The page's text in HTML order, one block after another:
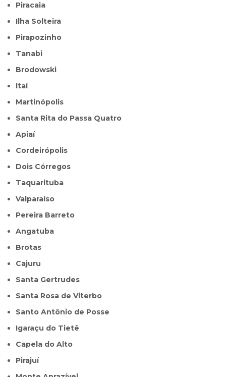
Piracaia
Ilha Solteira
Pirapozinho
Tanabi
Brodowski
Itaí
Martinópolis
Santa Rita do Passa Quatro
Apiaí
Cordeirópolis
Dois Córregos
Taquarituba
Valparaíso
Pereira Barreto
Angatuba
Brotas
Cajuru
Santa Gertrudes
Santa Rosa de Viterbo
Santo Antônio de Posse
Igaraçu do Tietê
Capela do Alto
Pirajuí